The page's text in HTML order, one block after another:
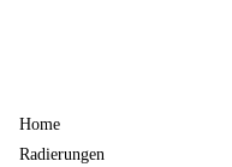
Home
Radierungen